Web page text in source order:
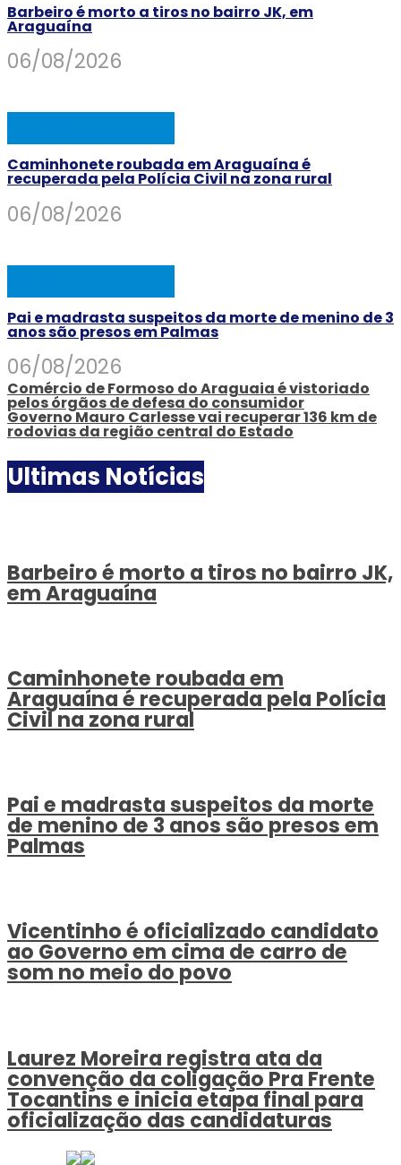
Barbeiro é morto a tiros no bairro JK, em
Araguaína
06/08/2026
Caminhonete roubada em Araguaína é
recuperada pela Polícia Civil na zona rural
06/08/2026
Pai e madrasta suspeitos da morte de menino de 3
anos são presos em Palmas
06/08/2026
Comércio de Formoso do Araguaia é vistoriado
pelos órgãos de defesa do consumidor
Governo Mauro Carlesse vai recuperar 136 km de
rodovias da região central do Estado
Ultimas Notícias
Barbeiro é morto a tiros no bairro JK,
em Araguaína
Caminhonete roubada em
Araguaína é recuperada pela Polícia
Civil na zona rural
Pai e madrasta suspeitos da morte
de menino de 3 anos são presos em
Palmas
Vicentinho é oficializado candidato
ao Governo em cima de carro de
som no meio do povo
Laurez Moreira registra ata da
convenção da coligação Pra Frente
Tocantins e inicia etapa final para
oficialização das candidaturas